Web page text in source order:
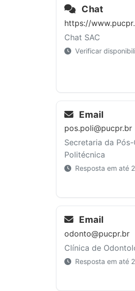
Chat
https://
Chat SAC
Verificar
Email
pos.poli@pucpr.br
Secretaria da
Politécnica
Resposta em até
Email
odonto@pucpr.br
Clínica de
Resposta em até